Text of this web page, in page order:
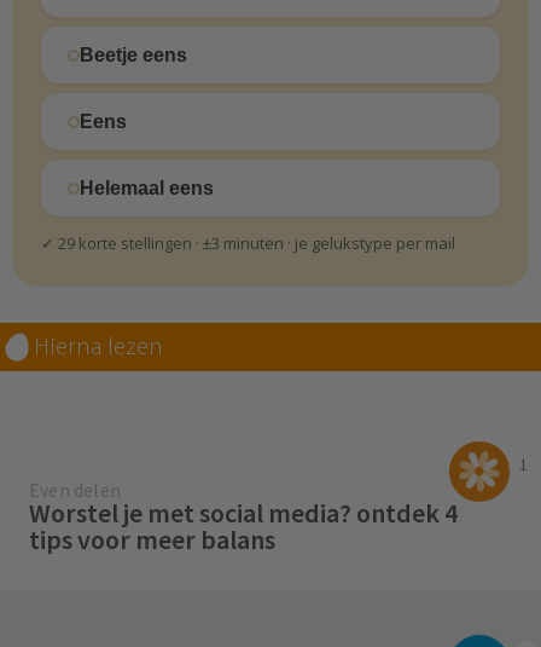
Beetje eens
Eens
Helemaal eens
✓ 29 korte stellingen · ±3 minuten · je gelukstype per mail
Hierna lezen
1
Even delen
Worstel je met social media? ontdek 4
tips voor meer balans